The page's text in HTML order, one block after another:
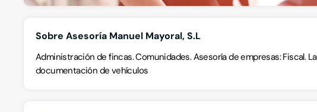
Sobre Asesoría Manuel Mayoral, S.L
Administración de fincas. Comunidades. Asesoría de empresas: Fiscal.
documentación de vehículos